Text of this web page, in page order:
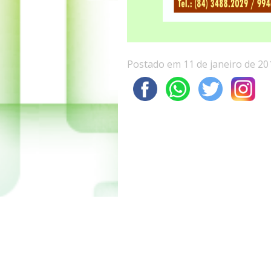
Postado em 11 de janeiro de